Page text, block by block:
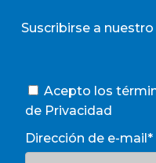
Suscribirse a
Acepto los
de Privacidad
Dirección de e-mail*